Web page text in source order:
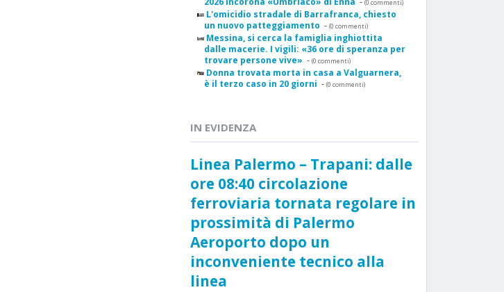
(0 commenti)
L'omicidio stradale di Barrafranca, chiesto
un nuovo patteggiamento - (0 commenti)
Messina, si cerca la famiglia inghiottita
dalle macerie. I vigili: «36 ore di speranza per
trovare persone vive» - (0 commenti)
Donna trovata morta in casa a Valguarnera,
è il terzo caso in 20 giorni - (0 commenti)
IN EVIDENZA
Linea Palermo – Trapani: dalle
ore 08:40 circolazione
ferroviaria tornata regolare in
prossimità di Palermo
Aeroporto dopo un
inconveniente tecnico alla
linea